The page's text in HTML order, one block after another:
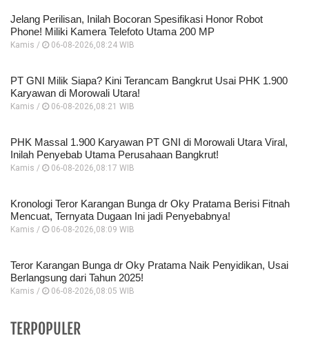
Jelang Perilisan, Inilah Bocoran Spesifikasi Honor Robot
Phone! Miliki Kamera Telefoto Utama 200 MP
Kamis / 06-08-2026,08:24 WIB
PT GNI Milik Siapa? Kini Terancam Bangkrut Usai PHK 1.900
Karyawan di Morowali Utara!
Kamis / 06-08-2026,08:21 WIB
PHK Massal 1.900 Karyawan PT GNI di Morowali Utara Viral,
Inilah Penyebab Utama Perusahaan Bangkrut!
Kamis / 06-08-2026,08:17 WIB
Kronologi Teror Karangan Bunga dr Oky Pratama Berisi Fitnah
Mencuat, Ternyata Dugaan Ini jadi Penyebabnya!
Kamis / 06-08-2026,08:09 WIB
Teror Karangan Bunga dr Oky Pratama Naik Penyidikan, Usai
Berlangsung dari Tahun 2025!
Kamis / 06-08-2026,08:05 WIB
TERPOPULER